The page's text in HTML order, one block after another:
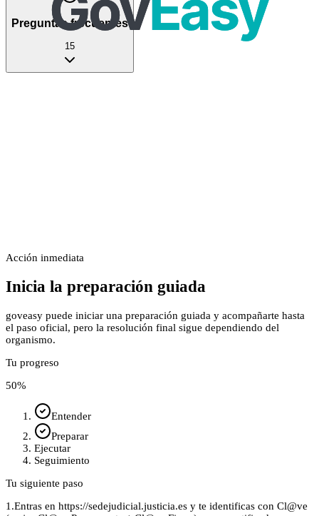
Preguntas frecuentes
15
Acción inmediata
Inicia la preparación guiada
goveasy puede iniciar una preparación guiada y acompañarte hasta
el paso oficial, pero la resolución final sigue dependiendo del
organismo.
Tu progreso
50%
Entender
Preparar
Ejecutar
Seguimiento
Tu siguiente paso
1.Entras en https://sedejudicial.justicia.es y te identificas con Cl@ve